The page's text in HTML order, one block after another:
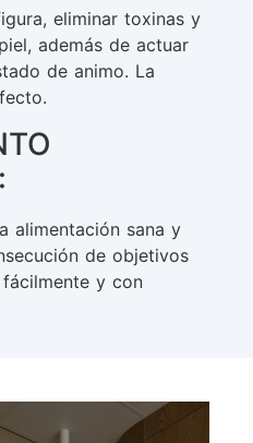
eliminar toxinas y
además de actuar
de animo. La
alimentación sana y
de objetivos
y con